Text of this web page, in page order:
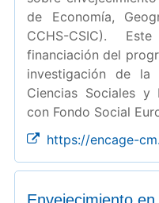
de Economía,
CCHS-CSIC).
financiación del
investigación de la
Ciencias Sociales y
con Fondo Social
https://encage-